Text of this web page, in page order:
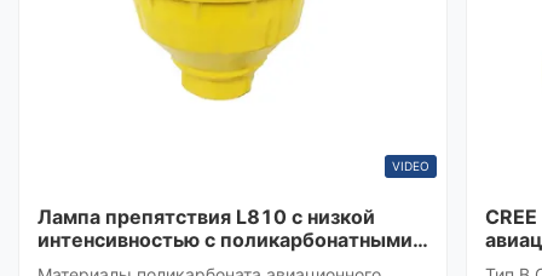
VIDEO
Лампа препятствия L810 с низкой
интенсивностью с поликарбонатными
материалами и соответствие